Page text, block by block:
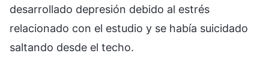
desarrollado depresión debido al estrés
relacionado con el estudio y se había suicidado
saltando desde el techo.